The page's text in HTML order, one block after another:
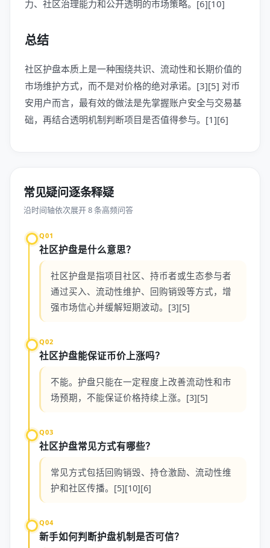
力、社区治理能力和公开透明的市场策略。[6][10]
总结
社区护盘本质上是一种围绕共识、流动性和长期价值的
市场维护方式，而不是对价格的绝对承诺。[3][5] 对币
安用户而言，最有效的做法是先掌握账户安全与交易基
础，再结合透明机制判断项目是否值得参与。[1][6]
常见疑问逐条释疑
沿时间轴依次展开 8 条高频问答
Q01
社区护盘是什么意思？
社区护盘是指项目社区、持币者或生态参与者
通过买入、流动性维护、回购销毁等方式，增
强市场信心并缓解短期波动。[3][5]
Q02
社区护盘能保证币价上涨吗？
不能。护盘只能在一定程度上改善流动性和市
场预期，不能保证价格持续上涨。[3][5]
Q03
社区护盘常见方式有哪些？
常见方式包括回购销毁、持仓激励、流动性维
护和社区传播。[5][10][6]
Q04
新手如何判断护盘机制是否可信？